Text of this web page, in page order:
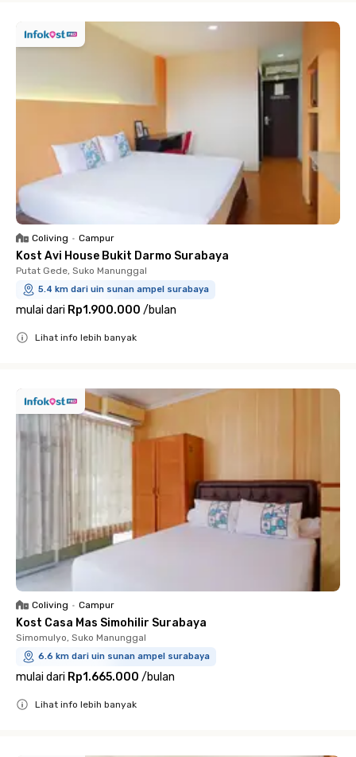
Coliving • Campur
Kost Avi House Bukit Darmo Surabaya
Putat Gede, Suko Manunggal
5.4 km dari uin sunan ampel surabaya
mulai dari Rp1.900.000 /bulan
Lihat info lebih banyak
Coliving • Campur
Kost Casa Mas Simohilir Surabaya
Simomulyo, Suko Manunggal
6.6 km dari uin sunan ampel surabaya
mulai dari Rp1.665.000 /bulan
Lihat info lebih banyak